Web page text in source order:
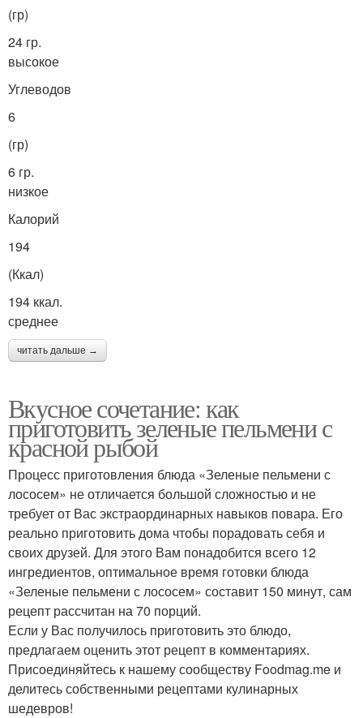
(гр)
24 гр.
высокое
Углеводов
6
(гр)
6 гр.
низкое
Калорий
194
(Ккал)
194 ккал.
среднее
читать дальше →
Вкусное сочетание: как
приготовить зеленые пельмени с
красной рыбой
Процесс приготовления блюда «Зеленые пельмени с
лососем» не отличается большой сложностью и не
требует от Вас экстраординарных навыков повара. Его
реально приготовить дома чтобы порадовать себя и
своих друзей. Для этого Вам понадобится всего 12
ингредиентов, оптимальное время готовки блюда
«Зеленые пельмени с лососем» составит 150 минут, сам
рецепт рассчитан на 70 порций.
Если у Вас получилось приготовить это блюдо,
предлагаем оценить этот рецепт в комментариях.
Присоединяйтесь к нашему сообществу Foodmag.me и
делитесь собственными рецептами кулинарных
шедевров!